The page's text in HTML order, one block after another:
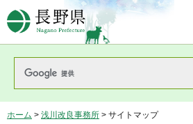
長野県Nagano Prefecture
ホーム > 浅川改良事務所 > サイトマップ